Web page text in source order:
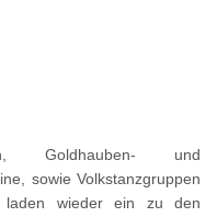
Goldhauben- und
sowie Volkstanzgruppen
laden wieder ein zu den